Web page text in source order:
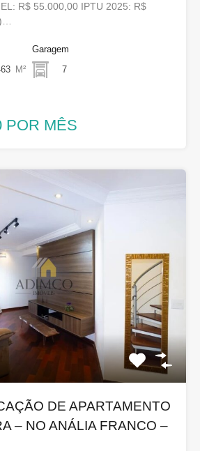
R$ 55.000,00 IPTU 2025: R$
M²
Garagem
7
POR MÊS
DE APARTAMENTO
– NO ANÁLIA FRANCO –